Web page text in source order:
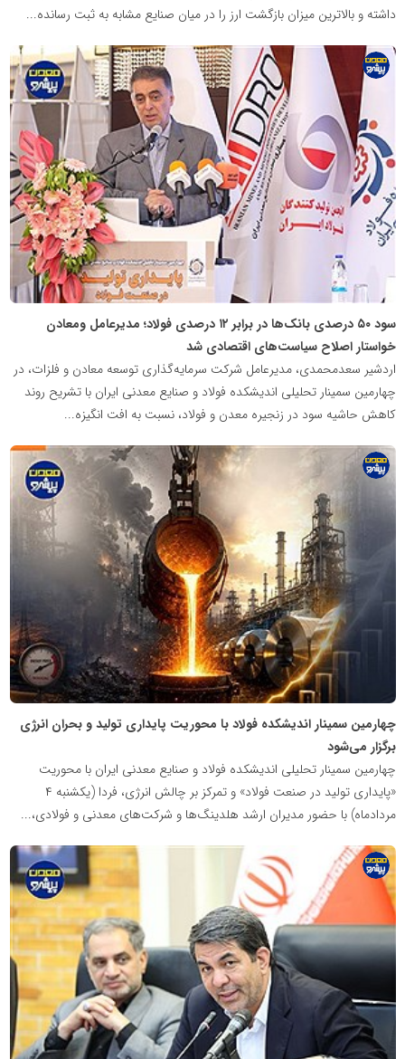
داشته و بالاترین میزان بازگشت ارز را در میان صنایع مشابه به ثبت رسانده...
سود ۵۰ درصدی بانک‌ها در برابر ۱۲ درصدی فولاد؛ مدیرعامل ومعادن
خواستار اصلاح سیاست‌های اقتصادی شد
اردشیر سعدمحمدی، مدیرعامل شرکت سرمایه‌گذاری توسعه معادن و فلزات، در
چهارمین سمینار تحلیلی اندیشکده فولاد و صنایع معدنی ایران با تشریح روند
کاهش حاشیه سود در زنجیره معدن و فولاد، نسبت به افت انگیزه...
پایگاه
اطلاع
رسانی
معدن
پیشرو
چهارمین سمینار اندیشکده فولاد با محوریت پایداری تولید و بحران انرژی
برگزار می‌شود
چهارمین سمینار تحلیلی اندیشکده فولاد و صنایع معدنی ایران با محوریت
«پایداری تولید در صنعت فولاد» و تمرکز بر چالش انرژی، فردا (یکشنبه ۴
مردادماه) با حضور مدیران ارشد هلدینگ‌ها و شرکت‌های معدنی و فولادی،...
اطلاع
پیشرو
پایگاه
رسانی
معدن